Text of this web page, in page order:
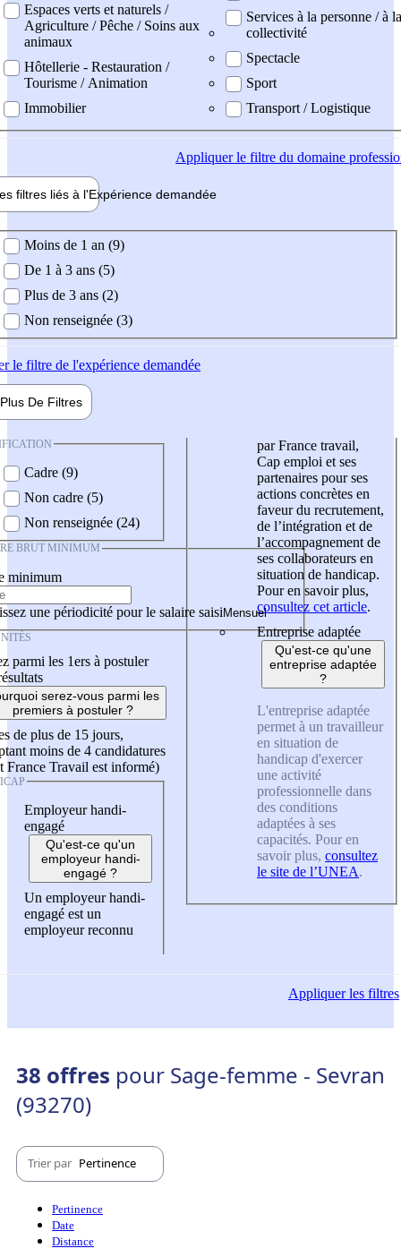
Espaces verts et naturels /
Agriculture / Pêche / Soins aux
animaux
Hôtellerie - Restauration /
Tourisme / Animation
Immobilier
Services à la personne / à la
collectivité
Spectacle
Sport
Transport / Logistique
Appliquerle filtre du domaine
filtres liés à l'Expérience demandée
demandée
Moins de 1 an (9)
De 1 à 3 ans (5)
Plus de 3 ans (2)
Non renseignée (3)
le filtre de l'expérience demandée
Plus De Filtres
Cadre (9)
Non cadre (5)
Non renseignée (24)
BRUT MINIMUM
minimum
une périodicité pour le salaire saisi
parmi les 1ers à postuler
serez-vous parmi les
premiers à postuler ?
de plus de 15 jours,
moins de 4 candidatures
France Travail est informé)
Employeur handi-
engagé
Qu'est-ce qu'un
employeur handi-
engagé ?
Un employeur handi-
engagé est un
employeur reconnu
par France travail,
Cap emploi et ses
partenaires pour ses
actions concrètes en
faveur du recrutement,
de l’intégration et de
l’accompagnement de
ses collaborateurs en
situation de handicap.
Pour en savoir plus,
consultez cet article.
Entreprise adaptée
Qu'est-ce qu'une
entreprise adaptée
?
L'entreprise adaptée
permet à un travailleur
en situation de
handicap d'exercer
une activité
professionnelle dans
des conditions
adaptées à ses
capacités. Pour en
savoir plus, consultez
le site de l’UNEA.
Appliquerles filtres
38 offres pour Sage-femme - Sevran
(93270)
Trier par Pertinence
Pertinence
Date
Distance